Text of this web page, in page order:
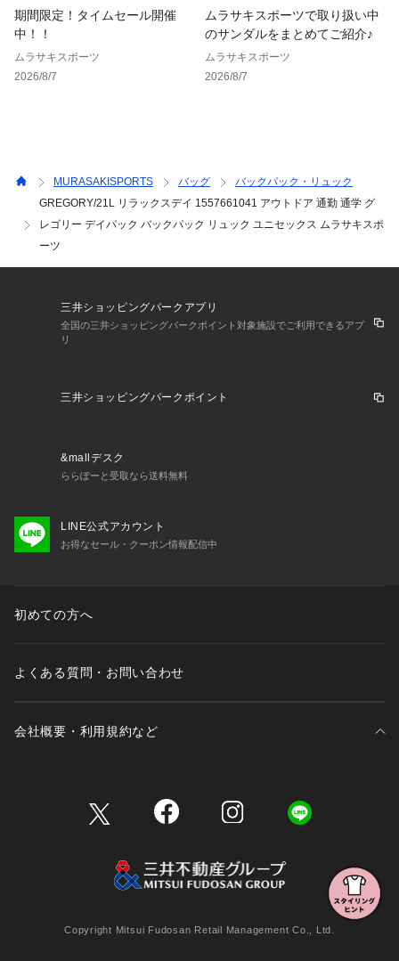
・寸法：45.0 x 17.5 x 32.0 cm
・容量：21 L
※価格変更によりタグ表記と販売価格が異なる場合がございま
※サイト内でのカラー名と、お届け商品に記載されているカラ
ー名が異なる場合がございます。
ンションタグを必ずご確認下さい。
・・・・・・・・・・・・・・・・・・・・・・
お気に入り登録商品は、マイページにて現在の価格情報や在庫
状況の確認が可能です。
お気に入り商品の再入荷通知も届いて便利！
期間限定！タイムセール開催
中！！
ムラサキスポーツ
2026/8/7
ムラサキスポーツで取り扱い中
のサンダルをまとめてご紹介♪
ムラサキスポーツ
2026/8/7
MURASAKISPORTS バッグ
バックパック・リュック
GREGORY/21L リラックスデイ 1557661041 アウトドア 通勤 通学 グ
レゴリー デイパック バックパック リュック ユニセックス ムラサキスポ
ーツ
三井ショッピングパークアプリ
全国の三井ショッピングパークポイント対象施設でご利用できるアプ
リ
三井ショッピングパークポイント
&mallデスク
ららぽーと受取なら送料無料
LINE公式アカウント
お得なセール・クーポン情報配信中
初めての方へ
よくある質問・お問い合わせ
会社概要・利用規約など
Copyright Mitsui Fudosan Retail Management Co., Ltd.